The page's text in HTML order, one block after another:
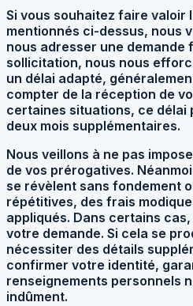
Si vous souhaitez faire valoir
mentionnés ci-dessus, nous
nous adresser une demande
sollicitation, nous nous
un délai adapté,
compter de la réception de
certaines situations, ce délai
deux mois supplémentaires.
Nous veillons à ne pas
de vos prérogatives.
se révèlent sans fondement
répétitives, des frais
appliqués. Dans certains
votre demande. Si cela se
nécessiter des détails
confirmer votre identité,
renseignements personnels
indûment.